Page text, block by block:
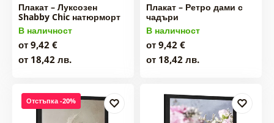
Плакат – Луксозен
Shabby Chic натюрморт
В наличност
от 9,42 €
от 18,42 лв.
Плакат – Ретро дами с
чадъри
В наличност
от 9,42 €
от 18,42 лв.
Отстъпка -20%